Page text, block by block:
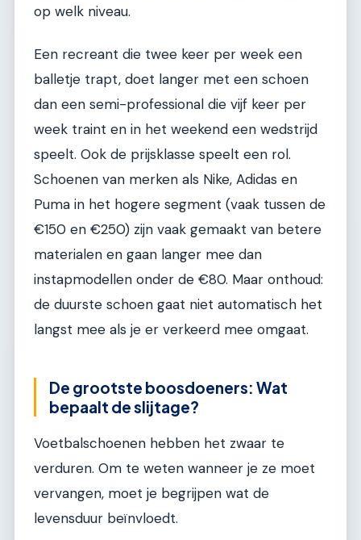
op welk niveau.
Een recreant die twee keer per week een
balletje trapt, doet langer met een schoen
dan een semi-professional die vijf keer per
week traint en in het weekend een wedstrijd
speelt. Ook de prijsklasse speelt een rol.
Schoenen van merken als Nike, Adidas en
Puma in het hogere segment (vaak tussen de
€150 en €250) zijn vaak gemaakt van betere
materialen en gaan langer mee dan
instapmodellen onder de €80. Maar onthoud:
de duurste schoen gaat niet automatisch het
langst mee als je er verkeerd mee omgaat.
De grootste boosdoeners: Wat
bepaalt de slijtage?
Voetbalschoenen hebben het zwaar te
verduren. Om te weten wanneer je ze moet
vervangen, moet je begrijpen wat de
levensduur beïnvloedt.